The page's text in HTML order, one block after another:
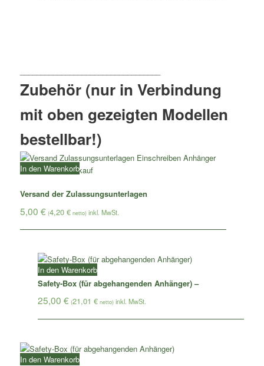
Zubehör (nur in Verbindung
mit oben gezeigten Modellen
bestellbar!)
Versand der Zulassungsunterlagen
5,00€ (4,20€ netto)
In den Warenkorb
Safety-Box (für abgehangenden Anhänger) –
25,00 € (21,01 €netto)
In den Warenkorb
In den Warenkorb